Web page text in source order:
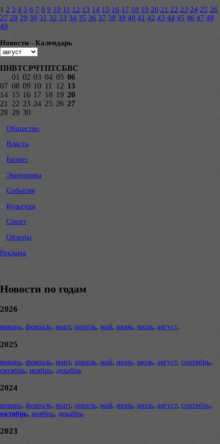
1 2 3 4 5 6 7 8 9 10 11 12 13 14 15 16 17 18 19 20 21 22 23 24 25 26
27 28 29 30 31 32 33 34 35 36 37 38 39 40 41 42 43 44 45 46 47 48
49
Новости - Календарь
ПНВТСРЧТПТСБВС
01 02 03 04 05 06
07 08 09 10 11 12 13
14 15 16 17 18 19 20
21
22 23 24 25 26 27
28 29 30
Общество
Власть
Бизнес
Экономика
События
Культура
Спорт
Обзоры
Реклама
Новости по годам
2026
январь, февраль, март, апрель, май, июнь, июль, август,
2025
январь, февраль, март, апрель, май, июнь, июль, август, сентябрь,
октябрь, ноябрь, декабрь
2024
январь, февраль, март, апрель, май, июнь, июль, август, сентябрь,
октябрь, ноябрь, декабрь
2023